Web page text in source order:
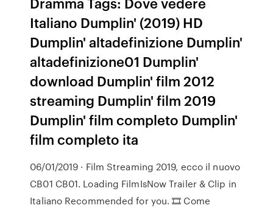
Italiano Dumplin' (2019) HD
Dumplin' altadefinizione Dumplin'
altadefinizione01 Dumplin'
download Dumplin' film 2012
streaming Dumplin' film 2019
Dumplin' film completo Dumplin'
film completo ita
06/01/2019 · Film Streaming 2019, ecco il nuovo
CB01 CB01. Loading FilmIsNow Trailer & Clip in
Italiano Recommended for you. 🎞️ Come